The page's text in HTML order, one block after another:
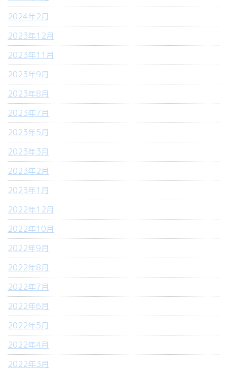
2024年2月
2023年12月
2023年11月
2023年9月
2023年8月
2023年7月
2023年5月
2023年3月
2023年2月
2023年1月
2022年12月
2022年10月
2022年9月
2022年8月
2022年7月
2022年6月
2022年5月
2022年4月
2022年3月